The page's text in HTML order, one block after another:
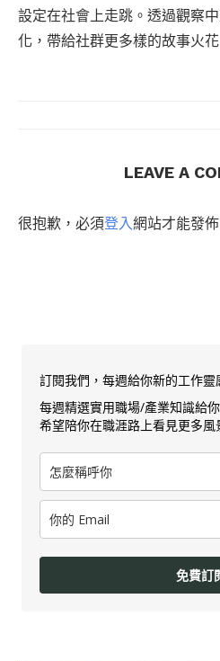
設定在社會上走跳。透過觀察
化，帶給社群更多樣的故事火花
LEAVE A
很抱歉，必須登入網站才能發佈
訂閱我們，每週給你新的工作靈
每週精選實用職場/產業知識給
希望陪你在職涯路上看見更多風
免費訂